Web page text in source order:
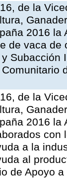
de la
2016
de vaca
Subacción
de la
2016
a la
al
de Apoyo